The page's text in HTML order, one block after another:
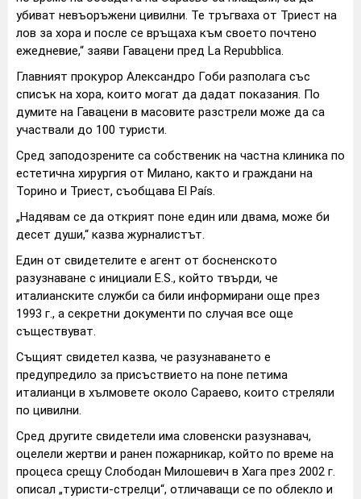
убиват невъоръжени цивилни. Те тръгваха от Триест на
лов за хора и после се връщаха към своето почтено
ежедневие,“ заяви Гавацени пред La Repubblica.
Главният прокурор Александро Гоби разполага със
списък на хора, които могат да дадат показания. По
думите на Гавацени в масовите разстрели може да са
участвали до 100 туристи.
Сред заподозрените са собственик на частна клиника по
естетична хирургия от Милано, както и граждани на
Торино и Триест, съобщава El País.
„Надявам се да открият поне един или двама, може би
десет души,“ казва журналистът.
Един от свидетелите е агент от босненското
разузнаване с инициали E.S., който твърди, че
италианските служби са били информирани още през
1993 г., а секретни документи по случая все още
съществуват.
Същият свидетел казва, че разузнаването е
предупредило за присъствието на поне петима
италианци в хълмовете около Сараево, които стреляли
по цивилни.
Сред другите свидетели има словенски разузнавач,
оцелели жертви и ранен пожарникар, който по време на
процеса срещу Слободан Милошевич в Хага през 2002 г.
описал „туристи-стрелци“, отличаващи се по облекло и